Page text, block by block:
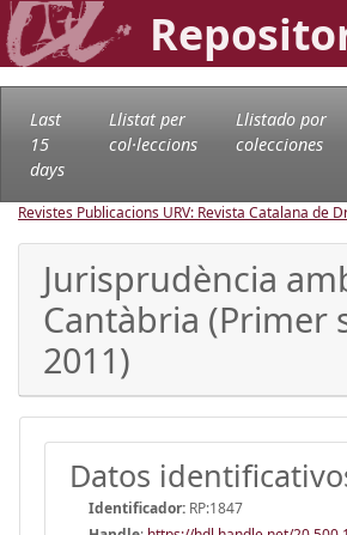
Last
15
days
Llistat per
col·leccions
Llistado por
colecciones
Revistes Publicacions URV: Revista Catalana de
Jurisprudència
Cantàbria (Primer
2011)
Datos
Identificador: RP:1847